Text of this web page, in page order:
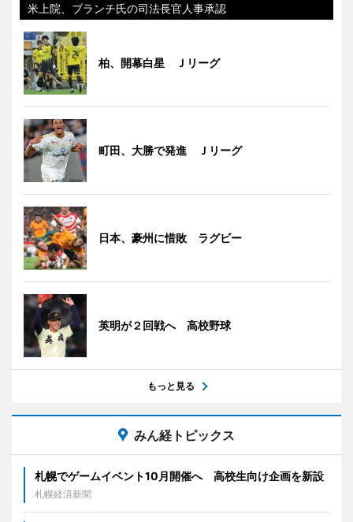
米上院、ブランチ氏の司法長官人事承認
柏、開幕白星 Ｊリーグ
町田、大勝で発進 Ｊリーグ
日本、豪州に惜敗 ラグビー
英明が２回戦へ 高校野球
もっと見る
みん経トピックス
札幌でゲームイベント10月開催へ 高校生向け企画を新設
札幌経済新聞